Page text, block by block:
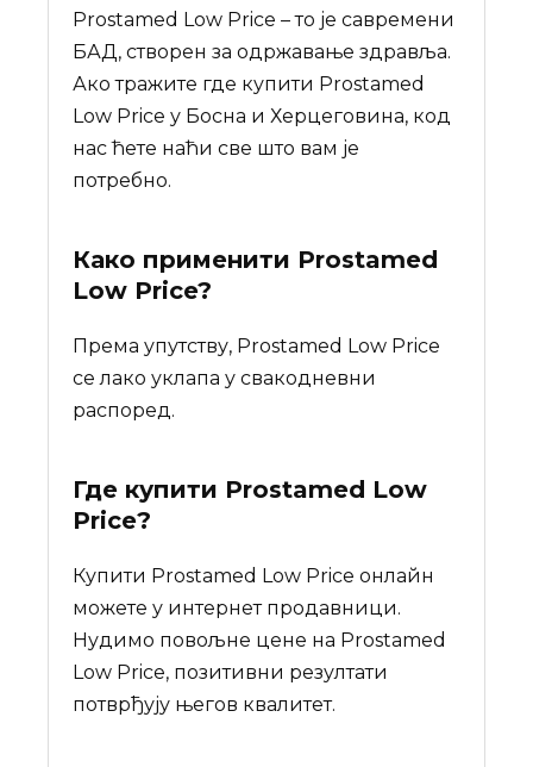
Prostamed Low Price – то је савремени
БАД, створен за одржавање здравља.
Ако тражите где купити Prostamed
Low Price у Босна и Херцеговина, код
нас ћете наћи све што вам је
потребно.
Како применити Prostamed
Low Price?
Према упутству, Prostamed Low Price
се лако уклапа у свакодневни
распоред.
Где купити Prostamed Low
Price?
Купити Prostamed Low Price онлайн
можете у интернет продавници.
Нудимо повољне цене на Prostamed
Low Price, позитивни резултати
потврђују његов квалитет.